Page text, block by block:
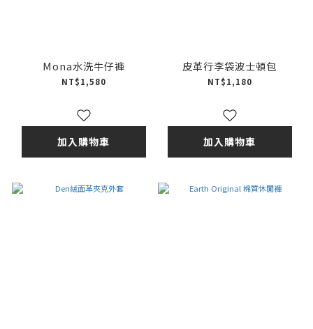
Mona水洗牛仔褲
NT$1,580
加入購物車
皮革行李袋波士頓包
NT$1,180
加入購物車